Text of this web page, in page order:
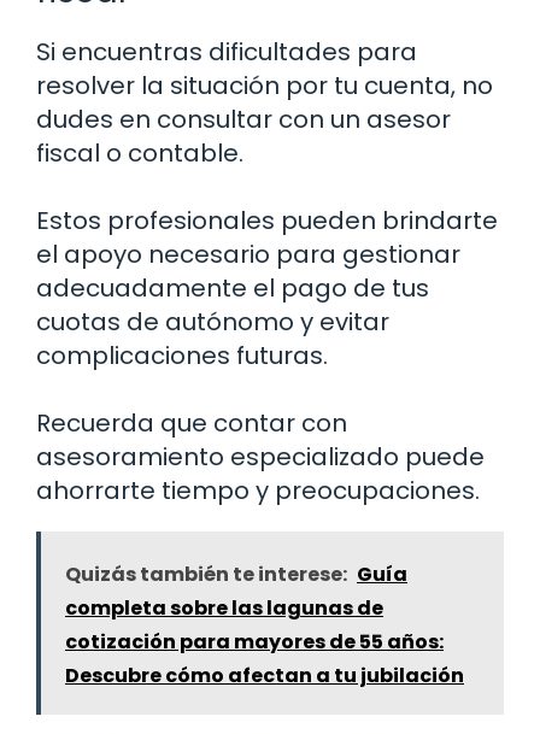
Si encuentras dificultades para
resolver la situación por tu cuenta, no
dudes en consultar con un asesor
fiscal o contable.
Estos profesionales pueden brindarte
el apoyo necesario para gestionar
adecuadamente el pago de tus
cuotas de autónomo y evitar
complicaciones futuras.
Recuerda que contar con
asesoramiento especializado puede
ahorrarte tiempo y preocupaciones.
Quizás también te interese: Guía
completa sobre las lagunas de
cotización para mayores de 55 años:
Descubre cómo afectan a tu jubilación